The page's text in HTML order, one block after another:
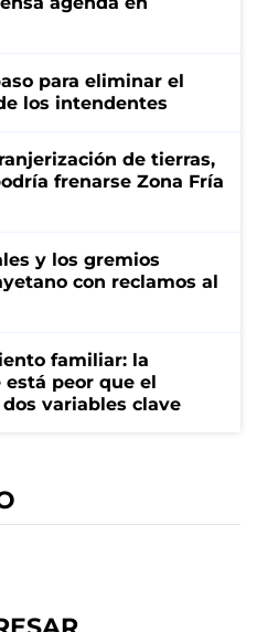
para eliminar el
los intendentes
de tierras,
frenarse Zona Fría
y los gremios
con reclamos al
familiar: la
está peor que el
variables clave